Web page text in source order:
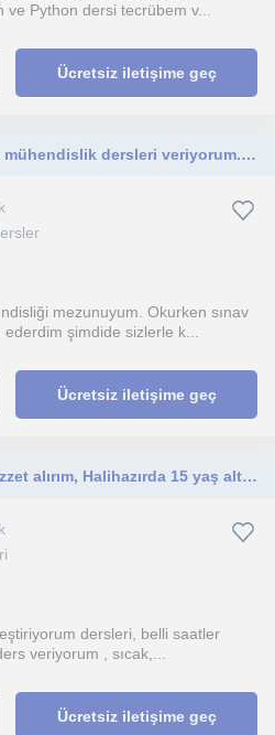
Python dersi tecrübem v...
Ücretsiz iletişime geç
Tüm Türkiye’de online ana mühendislik dersleri veriyorum. Vize-final kabusunuz olmasın!
mezunuyum. Okurken sınav
şimdide sizlerle k...
Ücretsiz iletişime geç
Bildiklerimi Anlatmaktan lezzet alırım, Halihazırda 15 yaş altı çocuklara Teknoloji, Programlama ,Grafik Dersleri veriyorum.
dersleri, belli saatler
veriyorum , sıcak,...
Ücretsiz iletişime geç